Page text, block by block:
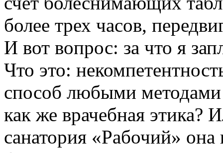
более трех часов,
И вот вопрос: за что я
Что это:
способ любыми методами
как же врачебная этика?
санатория «Рабочий»